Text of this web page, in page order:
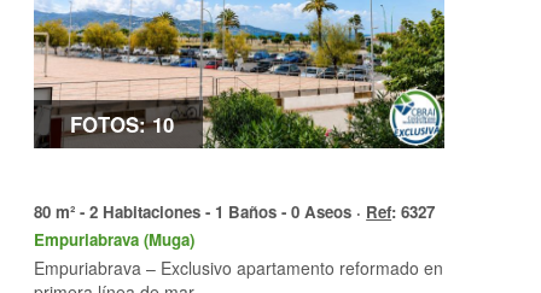
FOTOS: 10
80 m² - 2 Habitaciones - 1 Baños - 0 Aseos · Ref: 6327
Empuriabrava (Muga)
Empuriabrava – Exclusivo apartamento reformado en